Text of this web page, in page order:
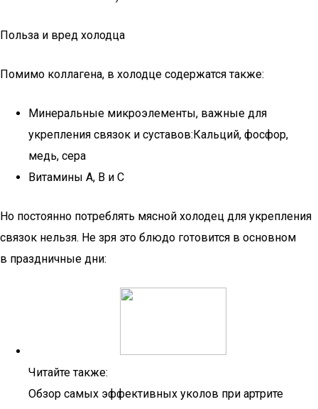
Польза и вред холодца
Помимо коллагена, в холодце содержатся также:
Минеральные микроэлементы, важные для
укрепления связок и суставов:Кальций, фосфор,
медь, сера
Витамины А, В и С
Но постоянно потреблять мясной холодец для укрепления
связок нельзя. Не зря это блюдо готовится в основном
в праздничные дни:
Читайте также:
Обзор самых эффективных уколов при артрите